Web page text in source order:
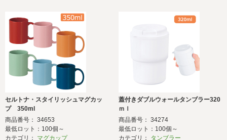
セルトナ・スタイリッシュマグカッ
プ 350ml
商品番号： 34653
最低ロット：100個～
カテゴリ： マグカップ
蓋付きダブルウォールタンブラー320
ｍｌ
商品番号： 34274
最低ロット：100個～
カテゴリ： タンブラー